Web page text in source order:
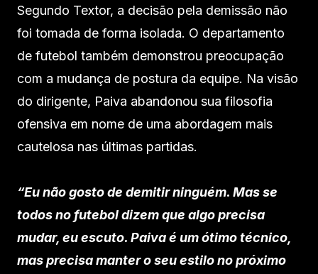
Segundo Textor, a decisão pela demissão não
foi tomada de forma isolada. O departamento
de futebol também demonstrou preocupação
com a mudança de postura da equipe. Na visão
do dirigente, Paiva abandonou sua filosofia
ofensiva em nome de uma abordagem mais
cautelosa nas últimas partidas.
“Eu não gosto de demitir ninguém. Mas se
todos no futebol dizem que algo precisa
mudar, eu escuto. Paiva é um ótimo técnico,
mas precisa manter o seu estilo no próximo